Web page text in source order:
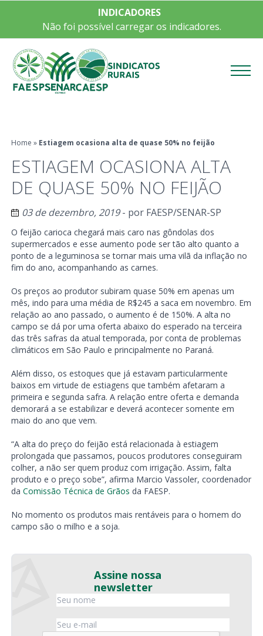
INDICADORES
Não foi possível carregar os indicadores.
Home » Estiagem ocasiona alta de quase 50% no feijão
ESTIAGEM OCASIONA ALTA
DE QUASE 50% NO FEIJÃO
03 de dezembro, 2019- por FAESP/SENAR-SP
O feijão carioca chegará mais caro nas gôndolas dos
supermercados e esse aumento pode ser tão alto quanto a
ponto de a leguminosa se tornar mais uma vilã da inflação no
fim do ano, acompanhando as carnes.
Os preços ao produtor subiram quase 50% em apenas um
mês, indo para uma média de R$245 a saca em novembro. Em
relação ao ano passado, o aumento é de 150%. A alta no
campo se dá por uma oferta abaixo do esperado na terceira
das três safras da atual temporada, por conta de problemas
climáticos em São Paulo e principalmente no Paraná.
Além disso, os estoques que já estavam particularmente
baixos em virtude de estiagens que também afetaram a
primeira e segunda safra. A relação entre oferta e demanda
demorará a se estabilizar e deverá acontecer somente em
maio do ano que vem.
“A alta do preço do feijão está relacionada à estiagem
prolongada que passamos, poucos produtores conseguiram
colher, a não ser quem produz com irrigação. Assim, falta
produto e o preço sobe”, afirma Marcio Vassoler, coordenador
da Comissão Técnica de Grãos da FAESP.
No momento os produtos mais rentáveis para o homem do
campo são o milho e a soja.
Assine nossa
newsletter